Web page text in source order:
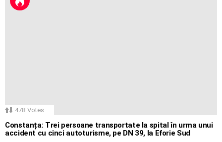
478 Votes
Constanța: Trei persoane transportate la spital în urma unui
accident cu cinci autoturisme, pe DN 39, la Eforie Sud